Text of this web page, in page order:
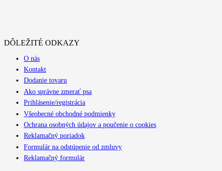
DÔLEŽITÉ ODKAZY
O nás
Kontakt
Dodanie tovaru
Ako správne zmerať psa
Prihlásenie/registrácia
Všeobecné obchodné podmienky
Ochrana osobných údajov a poučenie o cookies
Reklamačný poriadok
Formulár na odstúpenie od zmluvy
Reklamačný formulár